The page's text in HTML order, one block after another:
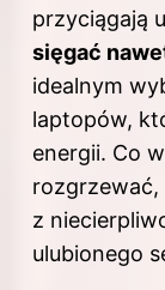
przyciągają
sięgać
idealnym
laptopów,
energii. Co
rozgrzewać,
z
ulubionego